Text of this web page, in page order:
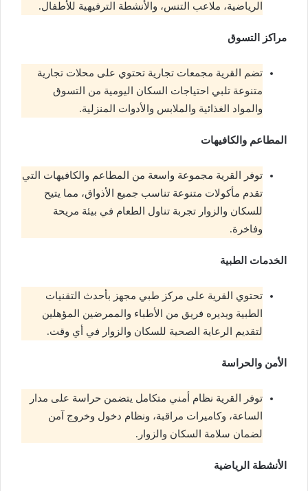
الرياضية، ملاعب التنس، والأنشطة الترفيهية للأطفال.
مراكز التسوق
تضم القرية مجمعات تجارية تحتوي على محلات تجارية
متنوعة تلبي احتياجات السكان اليومية من التسوق
والمواد الغذائية والملابس والأدوات المنزلية.
المطاعم والكافيهات
توفر القرية مجموعة واسعة من المطاعم والكافيهات التي
تقدم مأكولات متنوعة تناسب جميع الأذواق، مما يتيح
للسكان والزوار تجربة تناول الطعام في بيئة مريحة
وفاخرة.
الخدمات الطبية
تحتوي القرية على مركز طبي مجهز بأحدث التقنيات
الطبية ويديره فريق من الأطباء والممرضين المؤهلين
لتقديم الرعاية الصحية للسكان والزوار في أي وقت.
الأمن والحراسة
توفر القرية نظام أمني متكامل يتضمن حراسة على مدار
الساعة، وكاميرات مراقبة، ونظام دخول وخروج آمن
لضمان سلامة السكان والزوار.
الأنشطة الرياضية